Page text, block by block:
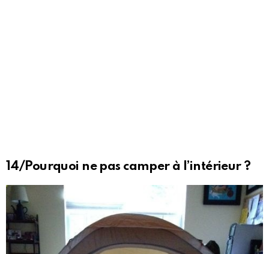
14/Pourquoi ne pas camper à l’intérieur ?